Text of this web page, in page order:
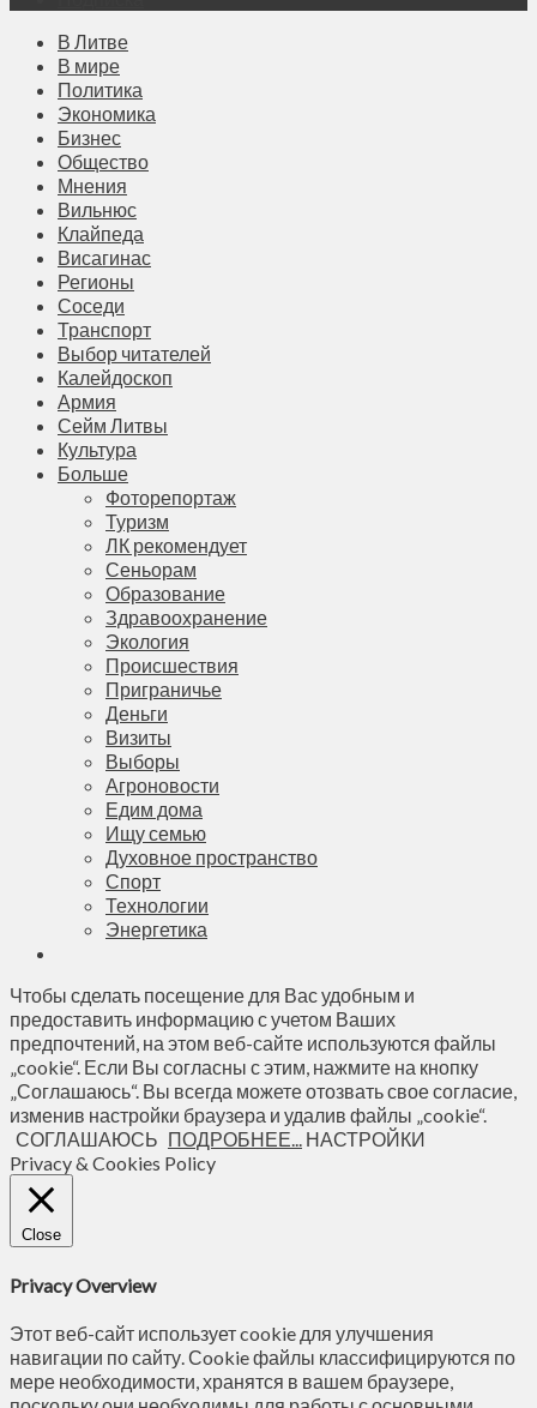
В Литве
В мире
Политика
Экономика
Бизнес
Общество
Мнения
Вильнюс
Клайпеда
Висагинас
Регионы
Соседи
Транспорт
Выбор читателей
Калейдоскоп
Армия
Сейм Литвы
Культура
Больше
Фоторепортаж
Туризм
ЛК рекомендует
Сеньорам
Образование
Здравоохранение
Экология
Происшествия
Приграничье
Деньги
Визиты
Выборы
Агроновости
Едим дома
Ищу семью
Духовное пространство
Спорт
Технологии
Энергетика
Чтобы сделать посещение для Вас удобным и
предоставить информацию с учетом Ваших
предпочтений, на этом веб-сайте используются файлы
„cookie“. Если Вы согласны с этим, нажмите на кнопку
„Соглашаюсь“. Вы всегда можете отозвать свое согласие,
изменив настройки браузера и удалив файлы „cookie“.
СОГЛАШАЮСЬ ПОДРОБНЕЕ... НАСТРОЙКИ
Privacy & Cookies Policy
Close
Privacy Overview
Этот веб-сайт использует cookie для улучшения
навигации по сайту. Сookie файлы классифицируются по
мере необходимости, хранятся в вашем браузере,